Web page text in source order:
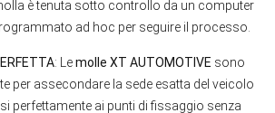
è tenuta sotto controllo da un computer
ad hoc per seguire il processo.
: Lemolle XT AUTOMOTIVE sono
per assecondare la sede esatta del veicolo
perfettamente ai punti di fissaggio senza